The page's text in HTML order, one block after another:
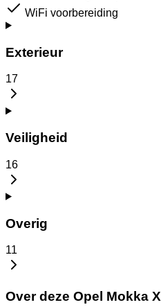
WiFi voorbereiding
Exterieur
17
Veiligheid
16
Overig
11
Over deze Opel Mokka X